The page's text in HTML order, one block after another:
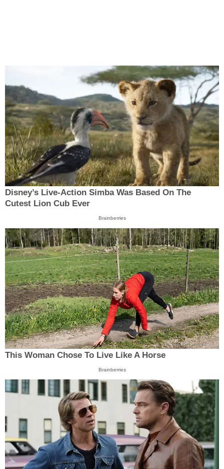
Disney’s Live-Action Simba Was Based On The
Cutest Lion Cub Ever
Brainberries
This Woman Chose To Live Like A Horse
Brainberries